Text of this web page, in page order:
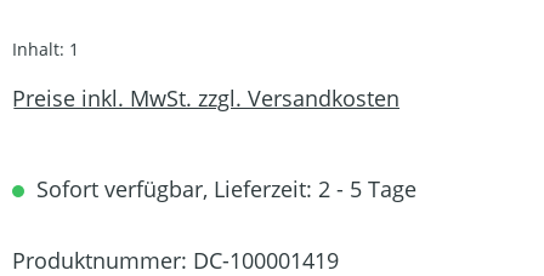
Inhalt: 1
Preise inkl. MwSt. zzgl. Versandkosten
Sofort verfügbar, Lieferzeit: 2 - 5 Tage
Produktnummer: DC-100001419